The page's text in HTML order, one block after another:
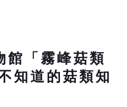
館「霧峰菇類
知道的菇類知